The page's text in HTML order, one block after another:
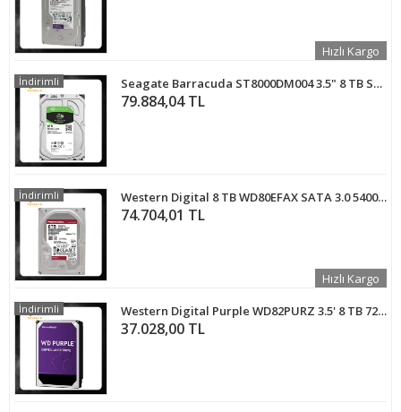
Hızlı Kargo
Seagate Barracuda ST8000DM004 3.5" 8 TB SATA 3 HDD
79.884,04 TL
İndirimli
Western Digital 8 TB WD80EFAX SATA 3.0 5400 RPM 3,5" 256 MB HARDDİSK
74.704,01 TL
İndirimli
Hızlı Kargo
Western Digital Purple WD82PURZ 3.5' 8 TB 7200 RPM HDD Güvenlik Diski
37.028,00 TL
İndirimli